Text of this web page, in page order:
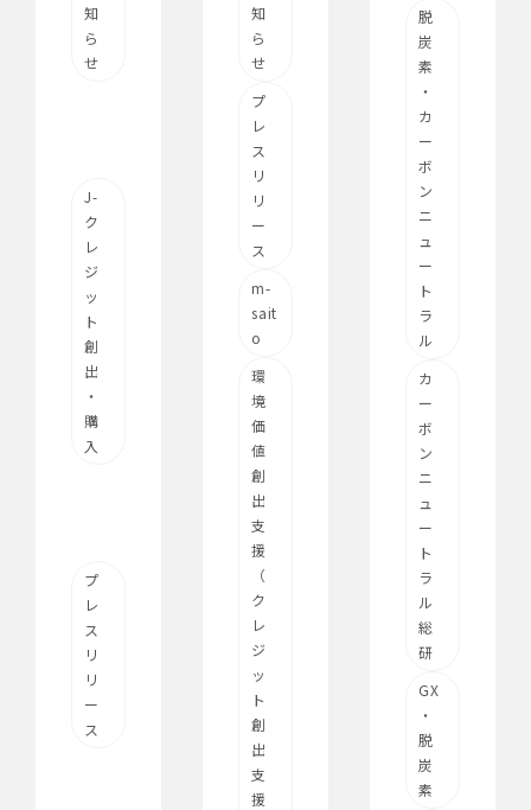
知
ら
せ
J-
ク
レ
ジ
ッ
ト
創
出
・
購
入
プ
レ
ス
リ
リ
ー
ス
知
ら
せ
プ
レ
ス
リ
リ
ー
ス
m-
sait
o
環
境
価
値
創
出
支
援
（
ク
レ
ジ
ッ
ト
創
出
支
援
脱
炭
素
・
カ
ー
ボ
ン
ニ
ュ
ー
ト
ラ
ル
カ
ー
ボ
ン
ニ
ュ
ー
ト
ラ
ル
総
研
GX
・
脱
炭
素